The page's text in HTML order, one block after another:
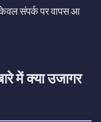
संपर्क पर वापस आ
में क्या उजागर